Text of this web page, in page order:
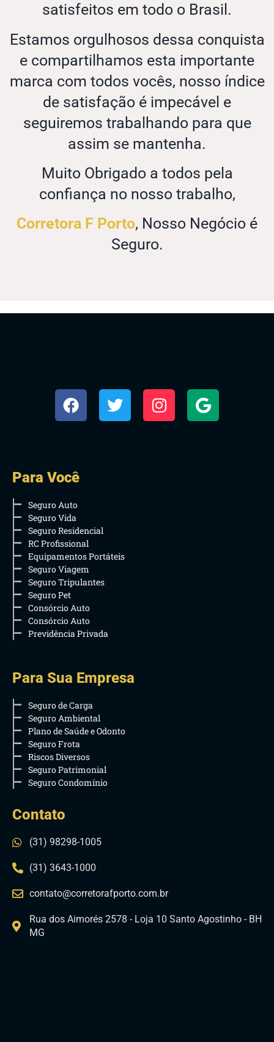
satisfeitos em todo o Brasil.
Estamos orgulhosos dessa conquista
e compartilhamos esta importante
marca com todos vocês, nosso índice
de satisfação é impecável e
seguiremos trabalhando para que
assim se mantenha.
Muito Obrigado a todos pela
confiança no nosso trabalho,
Corretora F Porto, Nosso Negócio é
Seguro.
Para Você
Seguro Auto
Seguro Vida
Seguro Residencial
RC Profissional
Equipamentos Portáteis
Seguro Viagem
Seguro Tripulantes
Seguro Pet
Consórcio Auto
Consórcio Auto
Previdência Privada
Para Sua Empresa
Seguro de Carga
Seguro Ambiental
Plano de Saúde e Odonto
Seguro Frota
Riscos Diversos
Seguro Patrimonial
Seguro Condomínio
Contato
(31) 98298-1005
(31) 3643-1000
contato@corretorafporto.com.br
Rua dos Aimorés 2578 - Loja 10 Santo Agostinho - BH
MG